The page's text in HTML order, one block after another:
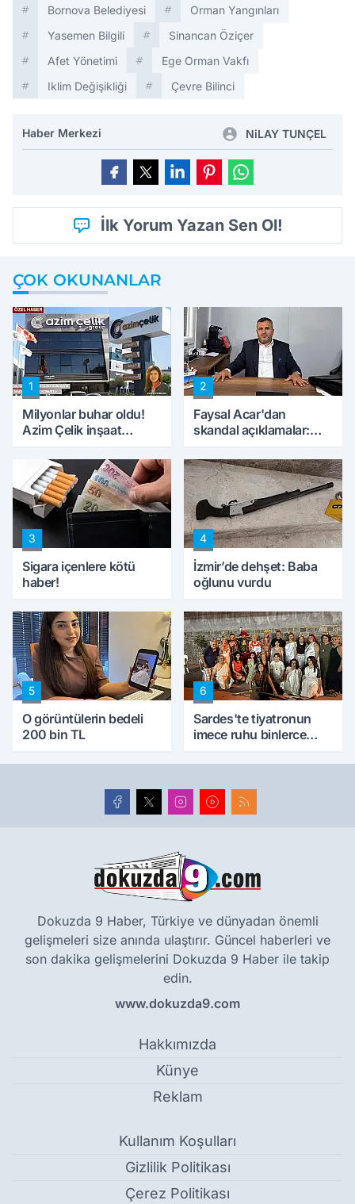
Bornova Belediyesi
Orman Yangınları
Yasemen Bilgili
Sinancan Öziçer
Afet Yönetimi
Ege Orman Vakfı
Iklim Değişikliği
Çevre Bilinci
Haber Merkezi NiLAY TUNÇEL
İlk Yorum Yazan Sen Ol!
ÇOK OKUNANLAR
1
Milyonlar buhar oldu!
Azim Çelik inşaat
konuştu
2
Faysal Acar'dan
skandal açıklamalar:
peynircilerimizi de
kıskaca aldı, müdahale
ettik'
3
Sigara içenlere kötü
haber!
4
İzmir’de dehşet: Baba
oğlunu vurdu
5
O görüntülerin bedeli
200 bin TL
6
Sardes'te tiyatronun
imece ruhu binlerce
Dokuzda 9 Haber, Türkiye ve dünyadan önemli
gelişmeleri size anında ulaştırır. Güncel haberleri ve
son dakika gelişmelerini Dokuzda 9 Haber ile takip
edin.
www.dokuzda9.com
Hakkımızda
Künye
Reklam
Kullanım Koşulları
Gizlilik Politikası
Çerez Politikası